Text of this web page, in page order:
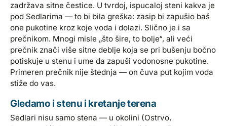
zadržava sitne čestice. U tvrdoj, ispucaloj steni kakva je
pod Sedlarima — to bi bila greška: zasip bi zapušio baš
one pukotine kroz koje voda i dolazi. Slično je i sa
prečnikom. Mnogi misle „što šire, to bolje“, ali veći
prečnik znači više sitne deblje koja se pri bušenju bočno
potiskuje u stenu i ume da zapuši vodonosne pukotine.
Primeren prečnik nije štednja — on čuva put kojim voda
stiže do vas.
Gledamo i stenu i kretanje terena
Sedlari nisu samo stena — u okolini (Ostrvo,